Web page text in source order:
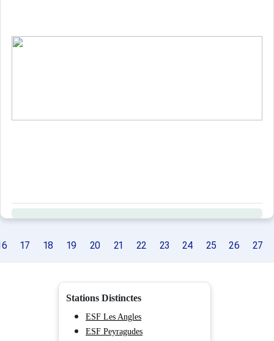
17 18 19 20 21 22 23 24 25 26 27
Stations Distinctes
ESF Les Angles
ESF Peyragudes